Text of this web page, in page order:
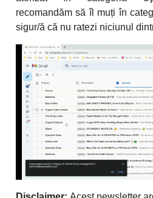
recomandăm să îl muți în
sigur/ă că nu ratezi niciunul